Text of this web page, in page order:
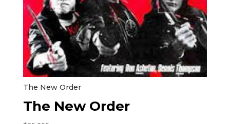
The New Order
The New Order